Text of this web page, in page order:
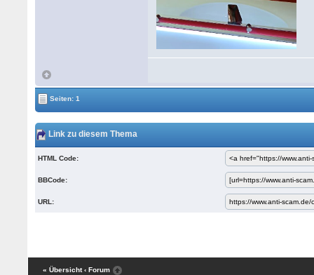
Seiten: 1
Link zu diesem Thema
HTML Code:
BBCode:
URL:
« Übersicht ‹ Forum